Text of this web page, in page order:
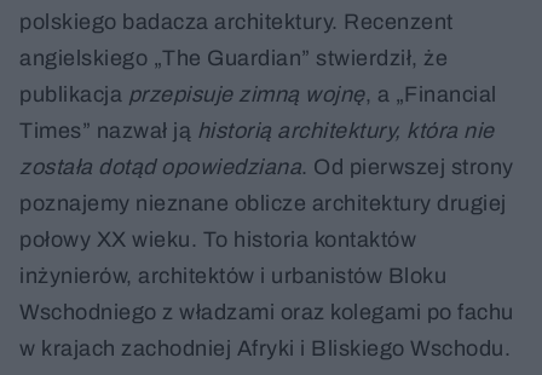
polskiego badacza architektury. Recenzent
angielskiego „The Guardian” stwierdził, że
publikacja przepisuje zimną wojnę, a „Financial
Times” nazwał ją historią architektury, która nie
została dotąd opowiedziana. Od pierwszej strony
poznajemy nieznane oblicze architektury drugiej
połowy XX wieku. To historia kontaktów
inżynierów, architektów i urbanistów Bloku
Wschodniego z władzami oraz kolegami po fachu
w krajach zachodniej Afryki i Bliskiego Wschodu.